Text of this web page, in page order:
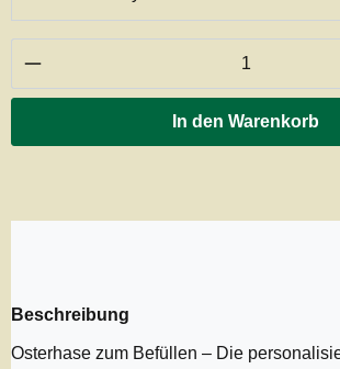
Produkt Anzahl: Gib den
In den Warenkorb
Beschreibung
Osterhase zum Befüllen – Die